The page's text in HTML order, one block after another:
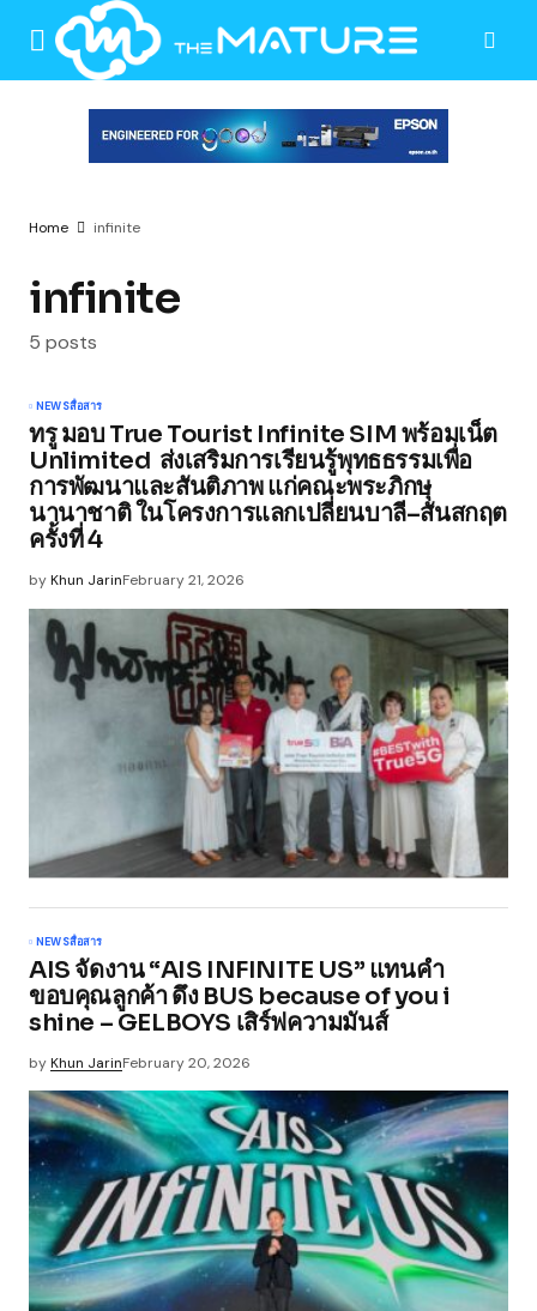
Home infinite
infinite
5 posts
NEWSสื่อสาร
ทรู มอบ True Tourist Infinite SIM พร้อมเน็ต
Unlimited ส่งเสริมการเรียนรู้พุทธธรรมเพื่อ
การพัฒนาและสันติภาพ แก่คณะพระภิกษุ
นานาชาติ ในโครงการแลกเปลี่ยนบาลี–สันสกฤต
ครั้งที่ 4
byKhun JarinFebruary 21, 2026
NEWSสื่อสาร
AIS จัดงาน “AIS INFINITE US” แทนคำ
ขอบคุณลูกค้า ดึง BUS because of you i
shine – GELBOYS เสิร์ฟความมันส์
byKhun JarinFebruary 20, 2026